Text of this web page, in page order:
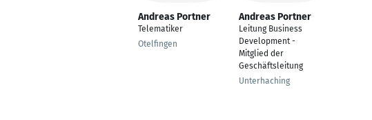
Andreas Portner
Telematiker
Otelfingen
Andreas Portner
Leitung Business
Development -
Mitglied der
Geschäftsleitung
Unterhaching